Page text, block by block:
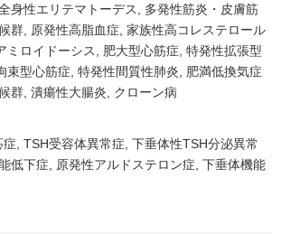
身性エリテマトーデス
多発性筋炎・皮膚筋
群 原発性高脂血症 家族性高コレステロール
ミロイドーシス 肥大型心筋症 特発性拡張型
束型心筋症 特発性間質性肺炎
肥満低換気症
群 潰瘍性大腸炎
クローン病
症 TSH受容体異常症 下垂体性TSH分泌異常
低下症 原発性アルドステロン症 下垂体機能